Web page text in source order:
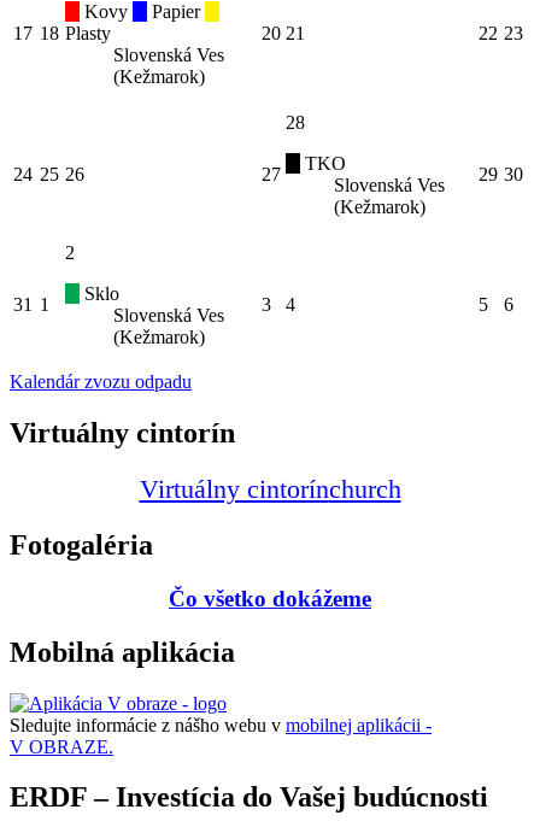
17 18
Kovy
Papier
Plasty
Slovenská Ves
(Kežmarok)
20 21 22 23
24 25 26 27
28
TKO
Slovenská Ves
(Kežmarok)
29 30
31 1
2
Sklo
Slovenská Ves
(Kežmarok)
3 4 5 6
Kalendár zvozu odpadu
Virtuálny cintorín
Virtuálny cintorínchurch
Fotogaléria
Čo všetko dokážeme
Mobilná aplikácia
Sledujte informácie z nášho webu v mobilnej aplikácii -
V OBRAZE.
ERDF – Investícia do Vašej budúcnosti